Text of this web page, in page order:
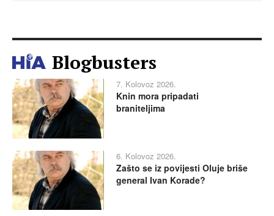
Blogbusters
7. Kolovoz 2026.
Knin mora pripadati
braniteljima
6. Kolovoz 2026.
Zašto se iz povijesti Oluje briše
general Ivan Korade?